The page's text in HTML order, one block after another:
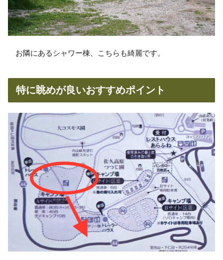
お隣にあるシャワー棟、こちらも綺麗です。
特に眺めが良いおすすめポイント